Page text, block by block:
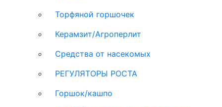
Торфяной горшочек
Керамзит/Агроперлит
Средства от насекомых
РЕГУЛЯТОРЫ РОСТА
Горшок/кашпо